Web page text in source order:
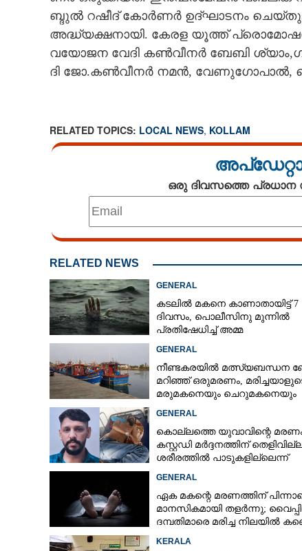
ബ്ദുൽ റ​ഷീ​ദ് കോർ​ണർ ഉ​ദ്​ഘാ​ട​നം
അ​ദ്ധ്യ​ക്ഷ​നാ​യി​. കേ​ര​ള യൂ​ത്ത്
വ​യോ​ജ​ന വേ​ദി കൺ​വീ​നർ ബേ​ബി
ദി ജോ.കൺ​വീ​നർ ന​മൻ, വേ​ണു​ഗോ​പാൽ,
RELATED TOPICS: LOCAL NEWS, KOLLAM
ഒരു ദിവസത്തെ
RELATED NEWS
GENERAL
കടലിൽ മകനെ കാണാതായിട്ട് 7
ദിവസം, പൊലീസിനു മുന്നിൽ
പ്രതിഷേധിച്ച് അമ്മ
GENERAL
നീണ്ടകരയിൽ മത്സ്യബന്ധന
മറിഞ്ഞ്​ ഒരുമരണം,​
മരുമകനെയും ചെറുമകനെയും
GENERAL
കൊല്ലത്തെ യുവാവിന്റെ
കസ്റ്റഡി മർദ്ദനത്തിന്
ശരീരത്തിൽ പാടുകളില്ലെന്ന്
GENERAL
ഏക മകന്റെ മരണത്തിന്
മാനസികമായി തളർന്നു;
ദമ്പതിമാരെ മരിച്ച നിലയിൽ
KERALA